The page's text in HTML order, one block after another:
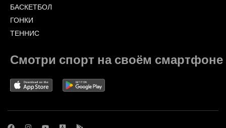
БАСКЕТБОЛ
ГОНКИ
ТЕННИС
Смотри спорт на своём смартфоне